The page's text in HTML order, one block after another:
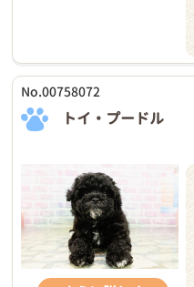
No.00758072
トイ・プードル